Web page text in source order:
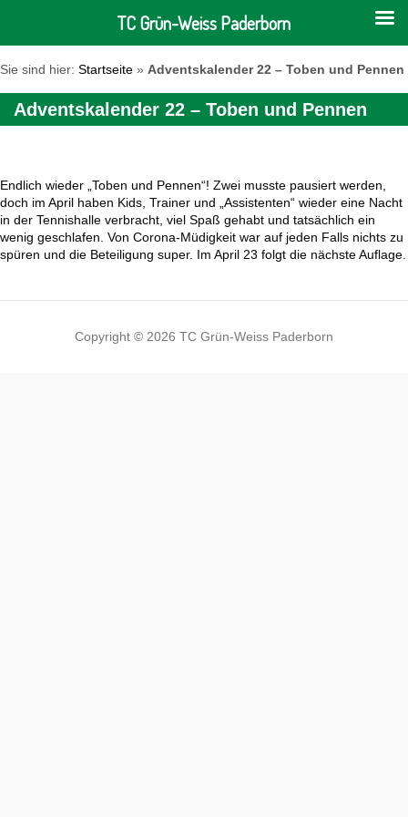
Sie sind hier: Startseite » Adventskalender 22 – Toben und Pennen
Adventskalender 22 – Toben und Pennen
Endlich wieder „Toben und Pennen“! Zwei musste pausiert werden,
doch im April haben Kids, Trainer und „Assistenten“ wieder eine Nacht
in der Tennishalle verbracht, viel Spaß gehabt und tatsächlich ein
wenig geschlafen. Von Corona-Müdigkeit war auf jeden Falls nichts zu
spüren und die Beteiligung super. Im April 23 folgt die nächste Auflage.
Copyright © 2026 TC Grün-Weiss Paderborn
TC Grün-Weiss Paderborn